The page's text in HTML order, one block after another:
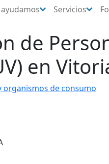
ayudamos Servicios
de
en
organismos de consumo